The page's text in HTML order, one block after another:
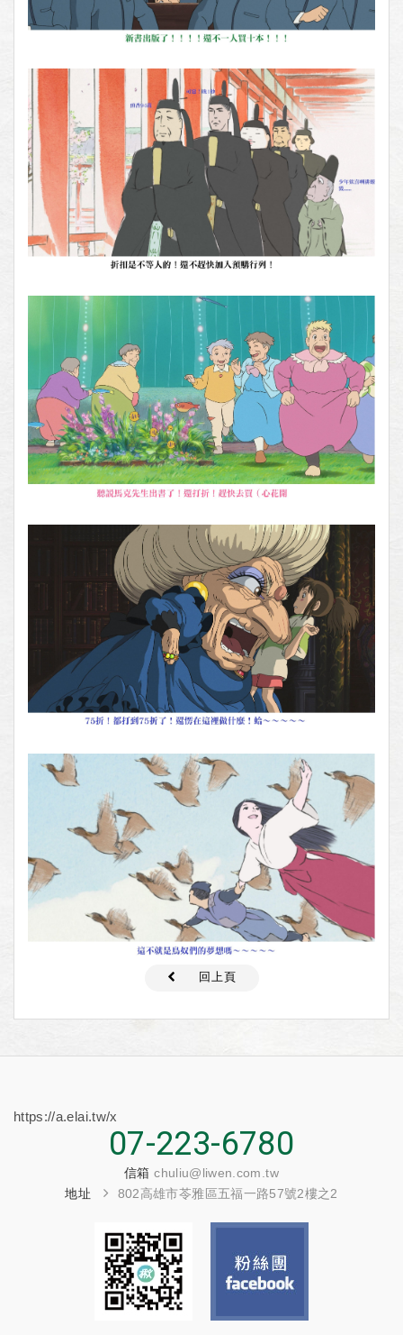
回上頁
https://a.elai.tw/x
07-223-6780
信箱chuliu@liwen.com.tw
地址
802高雄市苓雅區五福一路57號2樓之2